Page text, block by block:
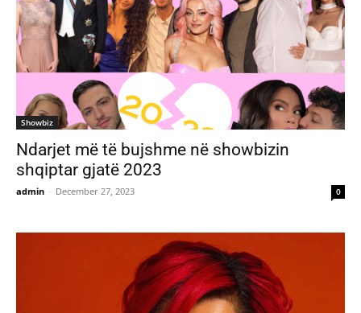
Showbiz
Ndarjet më të bujshme në showbizin
shqiptar gjatë 2023
admin - December 27, 2023 0